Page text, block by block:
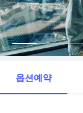
옵션예약